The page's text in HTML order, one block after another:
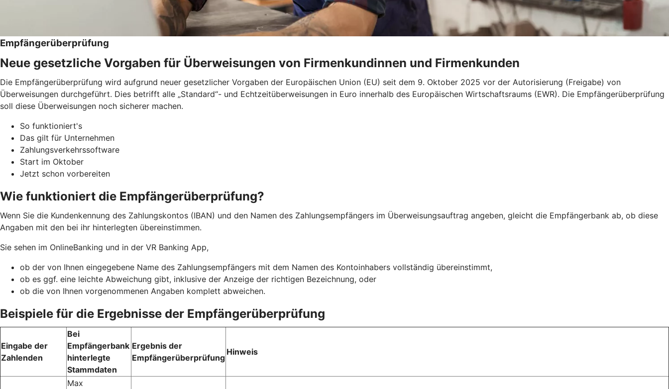
Empfängerüberprüfung
Neue gesetzliche Vorgaben für Überweisungen von Firmenkundinnen und Firmenkunden
Die Empfängerüberprüfung wird aufgrund neuer gesetzlicher Vorgaben der Europäischen Union (EU) seit dem 9. Oktober 2025 vor der Autorisierung (Freigabe) von
Überweisungen durchgeführt. Dies betrifft alle „Standard“- und Echtzeitüberweisungen in Euro innerhalb des Europäischen Wirtschaftsraums (EWR). Die Empfängerüberprüfung
soll diese Überweisungen noch sicherer machen.
So funktioniert's
Das gilt für Unternehmen
Zahlungsverkehrssoftware
Start im Oktober
Jetzt schon vorbereiten
Wie funktioniert die Empfängerüberprüfung?
Wenn Sie die Kundenkennung des Zahlungskontos (IBAN) und den Namen des Zahlungsempfängers im Überweisungsauftrag angeben, gleicht die Empfängerbank ab, ob diese
Angaben mit den bei ihr hinterlegten übereinstimmen.
Sie sehen im OnlineBanking und in der VR Banking App,
ob der von Ihnen eingegebene Name des Zahlungsempfängers mit dem Namen des Kontoinhabers vollständig übereinstimmt,
ob es ggf. eine leichte Abweichung gibt, inklusive der Anzeige der richtigen Bezeichnung, oder
ob die von Ihnen vorgenommenen Angaben komplett abweichen.
Beispiele für die Ergebnisse der Empfängerüberprüfung
Eingabe der
Zahlenden
Bei
Empfängerbank
hinterlegte
Stammdaten
Ergebnis der
Empfängerüberprüfung
Hinweis
Max